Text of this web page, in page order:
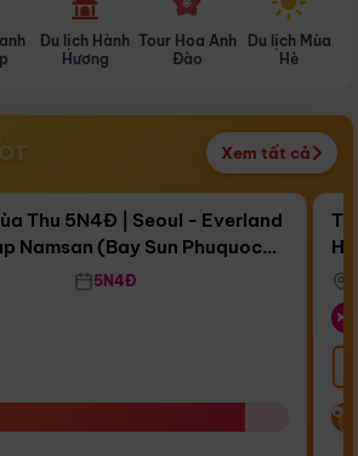
Du lịch Hành
Hương
Tour Hoa Anh
Đào
Du lịch Mùa
Hè
Xem tất cả
Airways
Điểm nổi bật
Thu 5N4Đ | Seoul - Everland
Namsan (Bay Sun Phuquoc
5N4Đ